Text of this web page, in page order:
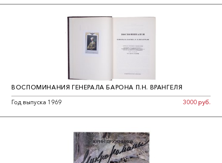
ВОСПОМИНАНИЯ ГЕНЕРАЛА БАРОНА П.Н. ВРАНГЕЛЯ
Год выпуска 1969
3000 руб.